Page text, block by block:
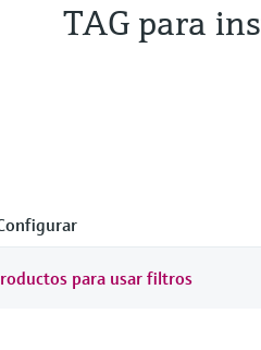
TAG para
para usar filtros